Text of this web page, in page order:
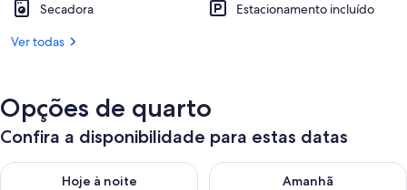
Secadora
Estacionamento incluído
Ver todas
Opções de quarto
Confira a disponibilidade para estas datas
Hoje à noite
Verifica a disponibilidade para esta noite, ago. 9 - ago. 10
Amanhã
Verifica a disponibilidade